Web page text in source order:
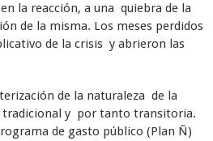
la reacción, a una quiebra de la
de la misma. Los meses perdidos
de la crisis y abrieron las
de la naturaleza de la
tradicional y por tanto transitoria.
de gasto público (Plan Ñ)